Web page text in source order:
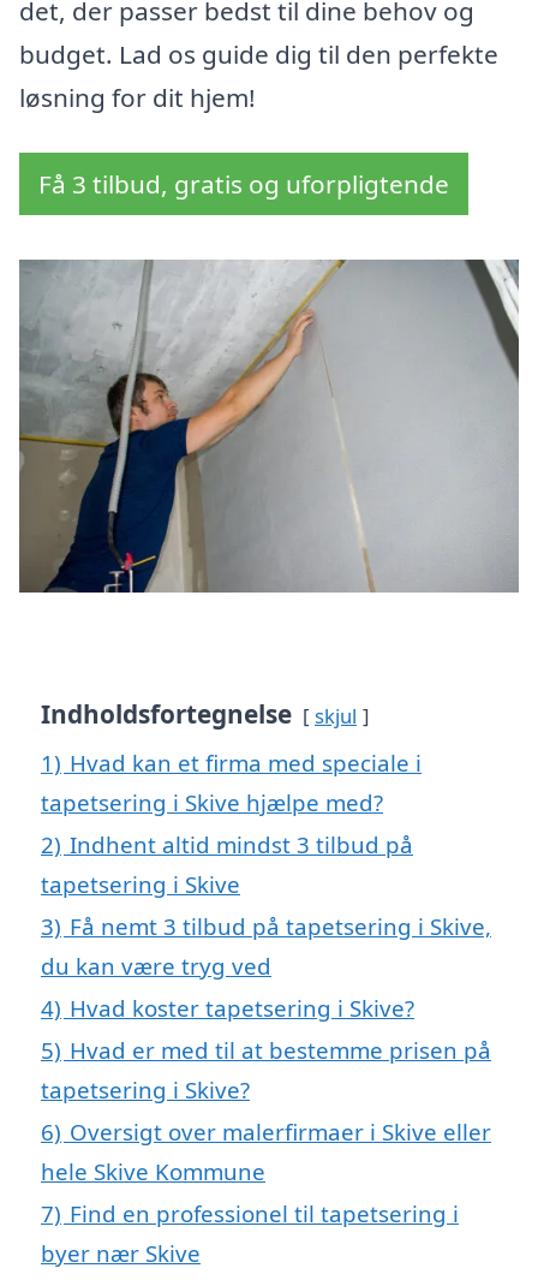
det, der passer bedst til dine behov og
budget. Lad os guide dig til den perfekte
løsning for dit hjem!
Få 3 tilbud, gratis og uforpligtende
Indholdsfortegnelse skjul
1) Hvad kan et firma med speciale i
tapetsering i Skive hjælpe med?
2) Indhent altid mindst 3 tilbud på
tapetsering i Skive
3) Få nemt 3 tilbud på tapetsering i Skive,
du kan være tryg ved
4) Hvad koster tapetsering i Skive?
5) Hvad er med til at bestemme prisen på
tapetsering i Skive?
6) Oversigt over malerfirmaer i Skive eller
hele Skive Kommune
7) Find en professionel til tapetsering i
byer nær Skive